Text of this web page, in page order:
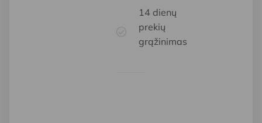
14 dienų
prekių
grąžinimas